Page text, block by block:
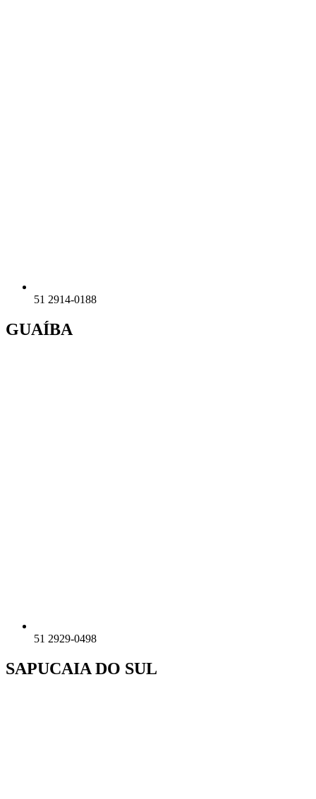
51 2914-0188
GUAÍBA
51 2929-0498
SAPUCAIA DO SUL